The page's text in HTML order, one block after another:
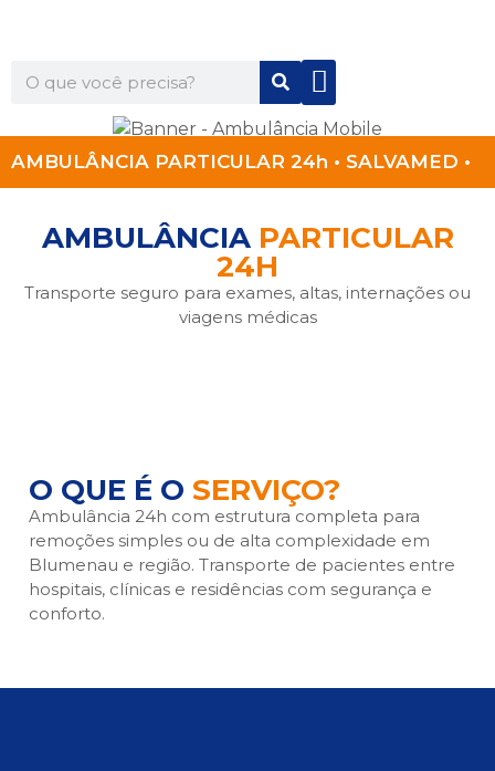
AMBULÂNCIA PARTICULAR 24h • SALVAMED •
AMBULÂNCIA PARTICULAR
24H
Transporte seguro para exames, altas, internações ou
viagens médicas
O QUE É O SERVIÇO?
Ambulância 24h com estrutura completa para
remoções simples ou de alta complexidade em
Blumenau e região. Transporte de pacientes entre
hospitais, clínicas e residências com segurança e
conforto.